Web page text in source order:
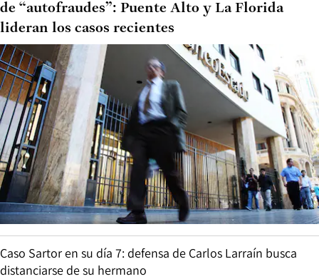
de “autofraudes”: Puente Alto y La Florida
lideran los casos recientes
Caso Sartor en su día 7: defensa de Carlos Larraín busca
distanciarse de su hermano